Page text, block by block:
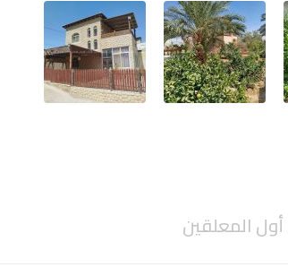
المعلقين